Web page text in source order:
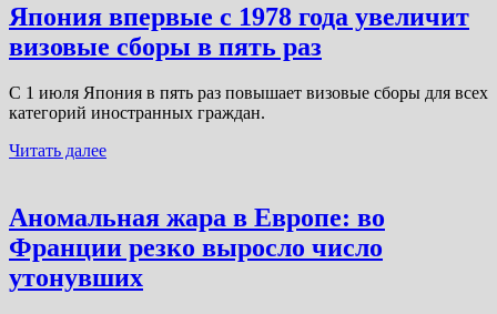
Япония впервые с 1978 года увеличит
визовые сборы в пять раз
С 1 июля Япония в пять раз повышает визовые сборы для всех
категорий иностранных граждан.
Читать далее
Аномальная жара в Европе: во
Франции резко выросло число
утонувших